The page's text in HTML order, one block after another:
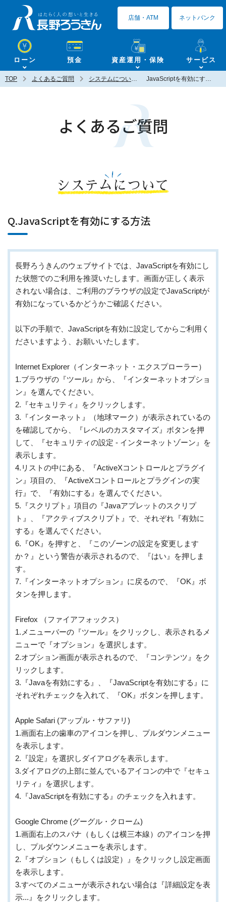
ローン 預金 資産運用・保険 サービス
店舗・ATM ネットバンク
TOP よくあるご質問 システムについて JavaScriptを有効にする方法
よくあるご質問
システムについて
Q.JavaScriptを有効にする方法
長野ろうきんのウェブサイトでは、JavaScriptを有効にし
た状態でのご利用を推奨いたします。画面が正しく表示
されない場合は、ご利用のブラウザの設定でJavaScriptが
有効になっているかどうかご確認ください。
以下の手順で、JavaScriptを有効に設定してからご利用く
ださいますよう、お願いいたします。
Internet Explorer（インターネット・エクスプローラー）
1.ブラウザの『ツール』から、『インターネットオプショ
ン』を選んでください。
2.『セキュリティ』をクリックします。
3.『インターネット』（地球マーク）が表示されているの
を確認してから、『レベルのカスタマイズ』ボタンを押
して、『セキュリティの設定 - インターネットゾーン』を
表示します。
4.リストの中にある、『ActiveXコントロールとプラグイ
ン』項目の、『ActiveXコントロールとプラグインの実
行』で、『有効にする』を選んでください。
5.『スクリプト』項目の『Javaアプレットのスクリプ
ト』、『アクティブスクリプト』で、それぞれ『有効に
する』を選んでください。
6.『OK』を押すと、『このゾーンの設定を変更します
か？』という警告が表示されるので、『はい』を押しま
す。
7.『インターネットオプション』に戻るので、『OK』ボ
タンを押します。
Firefox （ファイアフォックス）
1.メニューバーの『ツール』をクリックし、表示されるメ
ニューで『オプション』を選択します。
2.オプション画面が表示されるので、『コンテンツ』をク
リックします。
3.『Javaを有効にする』、『JavaScriptを有効にする』に
それぞれチェックを入れて、『OK』ボタンを押します。
Apple Safari (アップル・サファリ)
1.画面右上の歯車のアイコンを押し、プルダウンメニュー
を表示します。
2.『設定』を選択しダイアログを表示します。
3.ダイアログの上部に並んでいるアイコンの中で『セキュ
リティ』を選択します。
4.『JavaScriptを有効にする』のチェックを入れます。
Google Chrome (グーグル・クローム)
1.画面右上のスパナ（もしくは横三本線）のアイコンを押
し、プルダウンメニューを表示します。
2.『オプション（もしくは設定）』をクリックし設定画面
を表示します。
3.すべてのメニューが表示されない場合は『詳細設定を表
示...』をクリックします。